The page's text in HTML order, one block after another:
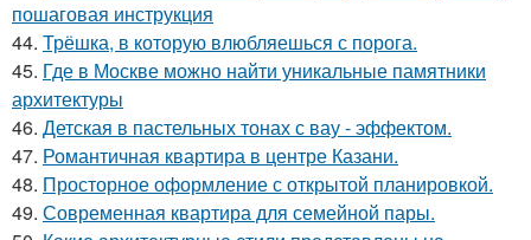
пошаговая инструкция
44. Трёшка, в которую влюбляешься с порога.
45. Где в Москве можно найти уникальные памятники
архитектуры
46. Детская в пастельных тонах с вау - эффектом.
47. Романтичная квартира в центре Казани.
48. Просторное оформление с открытой планировкой.
49. Современная квартира для семейной пары.